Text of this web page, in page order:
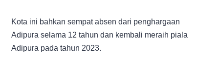
Kota ini bahkan sempat absen dari penghargaan
Adipura selama 12 tahun dan kembali meraih piala
Adipura pada tahun 2023.